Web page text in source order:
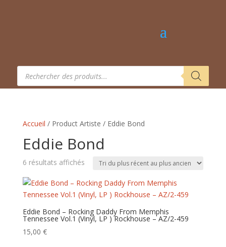
Recherche
produits
Accueil / Product Artiste / Eddie Bond
Eddie Bond
6 résultats affichésTrié
plus
récent
au
plus
Eddie Bond – Rocking Daddy From Memphis
Tennessee Vol.1 (Vinyl, LP ) Rockhouse – AZ/2-459
15,00 €